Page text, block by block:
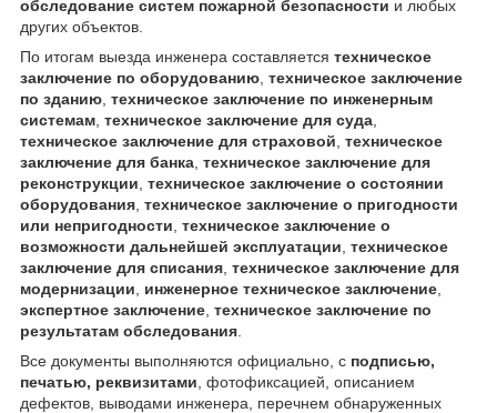
обследование систем пожарной безопасности и любых
других объектов.
По итогам выезда инженера составляется техническое
заключение по оборудованию техническое заключение
по зданию техническое заключение по инженерным
системам техническое заключение для суда
техническое заключение для страховой техническое
заключение для банка техническое заключение для
реконструкции техническое заключение о состоянии
оборудования техническое заключение о пригодности
или непригодности техническое заключение о
возможности дальнейшей эксплуатации техническое
заключение для списания техническое заключение для
модернизации
инженерное техническое заключение
экспертное заключение техническое заключение по
результатам обследования
Все документы выполняются официально, с подписью,
печатью, реквизитами , фотофиксацией, описанием
дефектов, выводами инженера, перечнем обнаруженных